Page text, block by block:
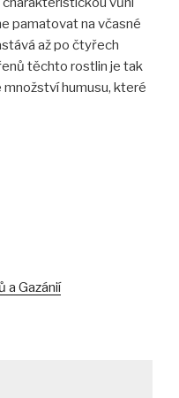
pamatovat na včasné
až po čtyřech
těchto rostlin je tak
množství humusu, které
a Gazánií